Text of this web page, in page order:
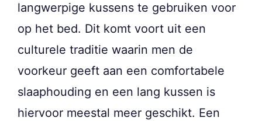
langwerpige kussens te gebruiken voor
op het bed. Dit komt voort uit een
culturele traditie waarin men de
voorkeur geeft aan een comfortabele
slaaphouding en een lang kussen is
hiervoor meestal meer geschikt. Een